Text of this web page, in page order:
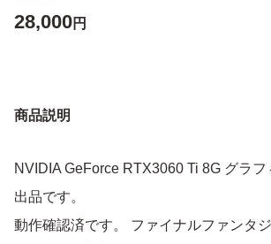
28,000円
商品説明
NVIDIA GeForce RTX3060 Ti 8G グラ
出品です。
動作確認済です。 ファイナルファンタ